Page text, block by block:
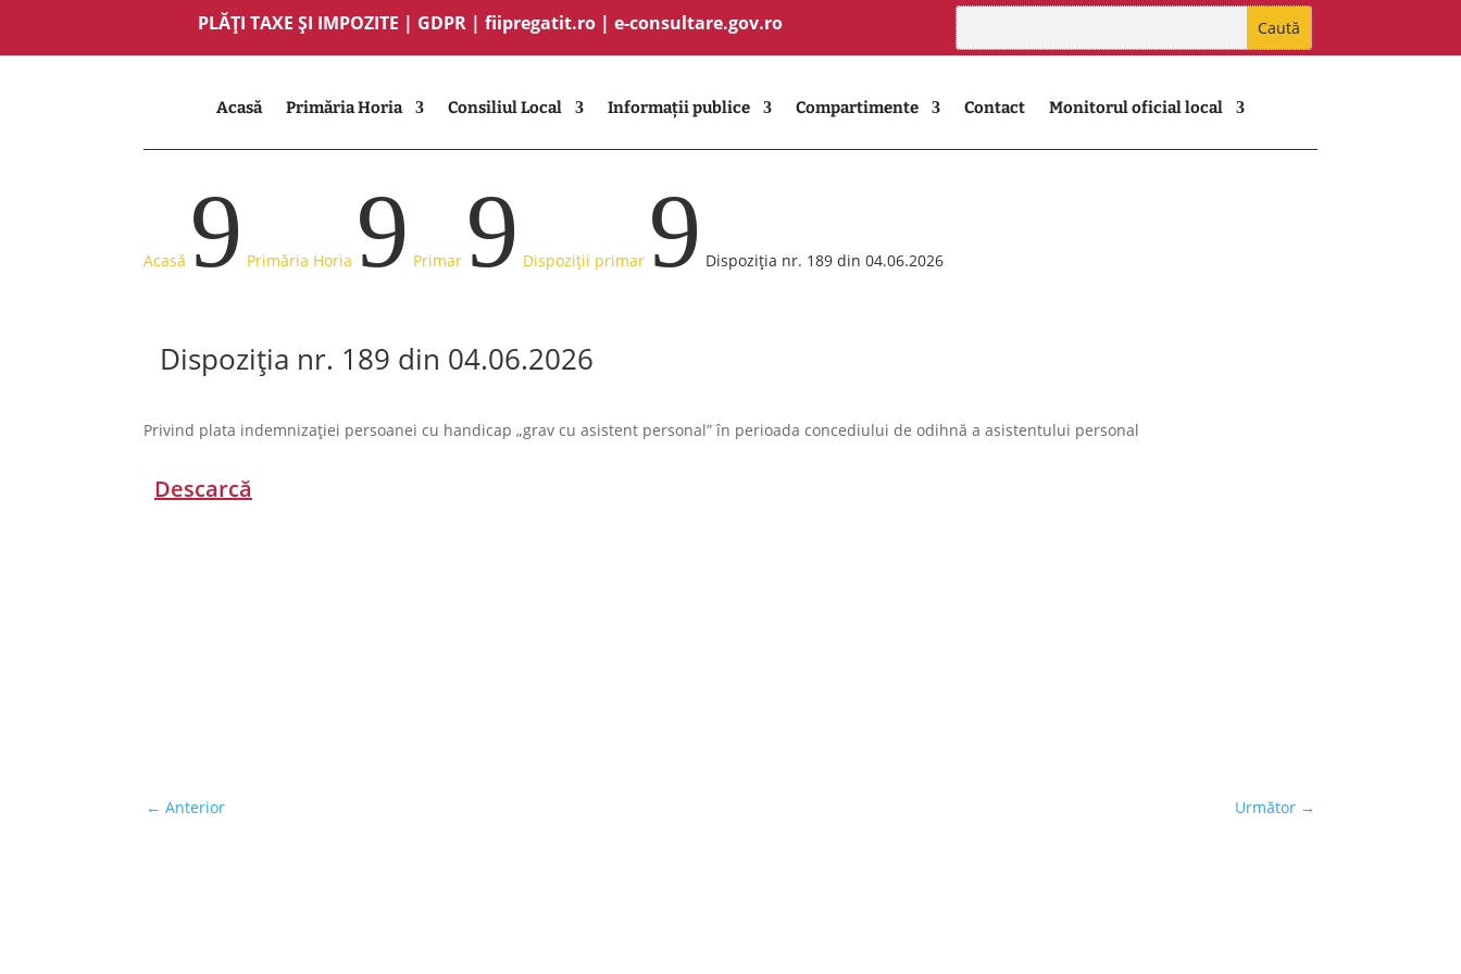
PLĂȚI TAXE ȘI IMPOZITE | GDPR | fiipregatit.ro | e-consultare.gov.ro
Acasă Primăria Horia Consiliul Local Informații publice Compartimente Contact Monitorul oficial local
Acasă 9 Primăria Horia 9 Primar 9 Dispoziții primar 9 Dispoziția nr. 189 din 04.06.2026
Dispoziția nr. 189 din 04.06.2026
Privind plata indemnizației persoanei cu handicap „grav cu asistent personal” în perioada concediului de odihnă a asistentului personal
Descarcă
←Anterior Următor→